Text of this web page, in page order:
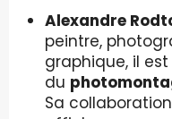
Alexandre
peintre,
graphique, il
du
Sa